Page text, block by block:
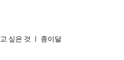
싶은 것 ㅣ 종이달